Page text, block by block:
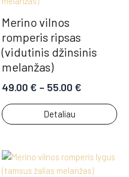
Merino vilnos
romperis ripsas
(vidutinis džinsinis
melanžas)
49.00€ – 55.00€
Detaliau